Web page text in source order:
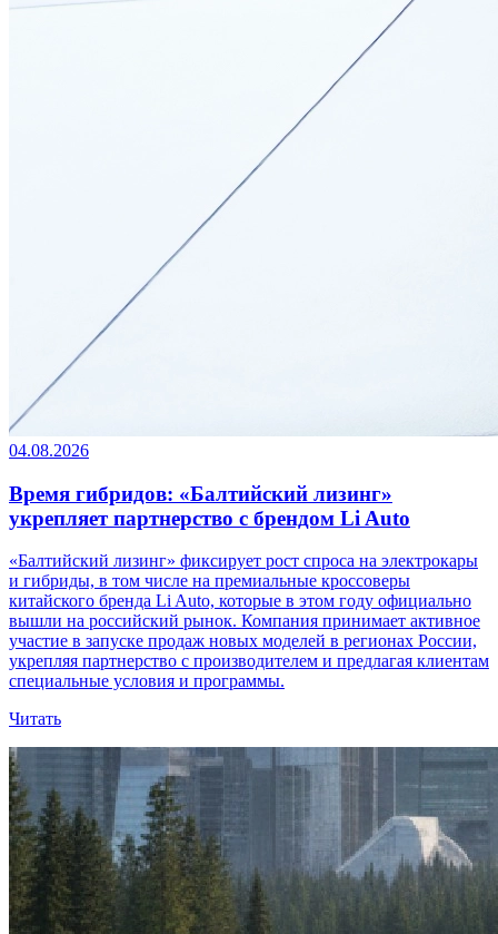
04.08.2026
Время гибридов: «Балтийский лизинг»
укрепляет партнерство с брендом Li Auto
«Балтийский лизинг» фиксирует рост спроса на электрокары
и гибриды, в том числе на премиальные кроссоверы
китайского бренда Li Auto, которые в этом году официально
вышли на российский рынок. Компания принимает активное
участие в запуске продаж новых моделей в регионах России,
укрепляя партнерство с производителем и предлагая клиентам
специальные условия и программы.
Читать